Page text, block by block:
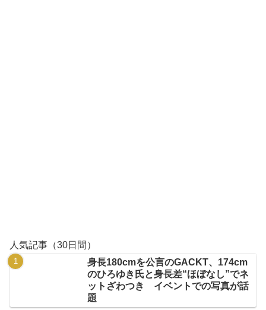
人気記事（30日間）
身長180cmを公言のGACKT、174cm
のひろゆき氏と身長差“ほぼなし”でネ
ットざわつき イベントでの写真が話
題